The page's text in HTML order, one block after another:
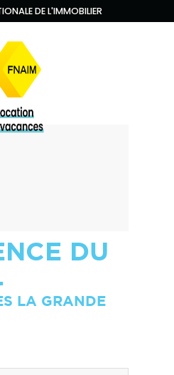
DE L'IMMOBILIER
DU
LA GRANDE